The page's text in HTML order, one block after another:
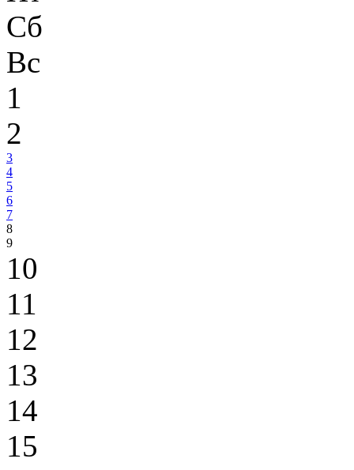
Сб
Вс
1
2
3
4
5
6
7
8
9
10
11
12
13
14
15